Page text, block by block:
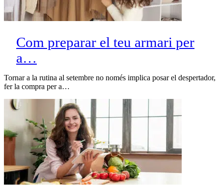
Com preparar el teu armari per
a…
Tornar a la rutina al setembre no només implica posar el despertador,
fer la compra per a…